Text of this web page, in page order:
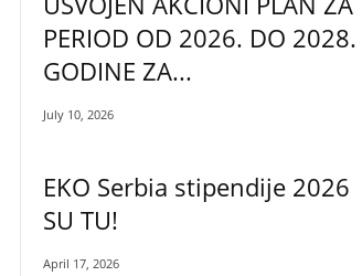
PERIOD OD 2026. DO 2028.
GODINE ZA...
July 10, 2026
EKO Serbia stipendije 2026
SU TU!
April 17, 2026